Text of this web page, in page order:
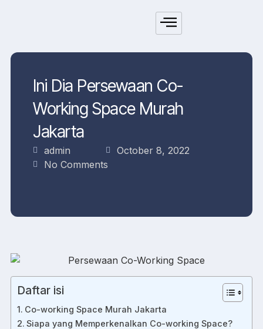
Ini Dia Persewaan Co-
Working Space Murah
Jakarta
admin
October 8, 2022
No Comments
Daftar isi
Co-working Space Murah Jakarta
Siapa yang Memperkenalkan Co-working Space?